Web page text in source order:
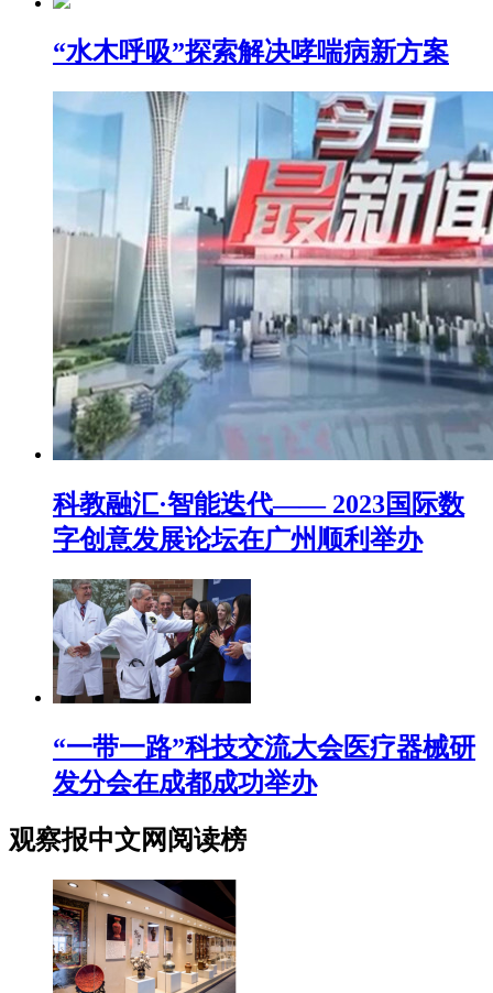
“水木呼吸”探索解决哮喘病新方案
科教融汇·智能迭代—— 2023国际数
字创意发展论坛在广州顺利举办
“一带一路”科技交流大会医疗器械研
发分会在成都成功举办
观察报中文网阅读榜